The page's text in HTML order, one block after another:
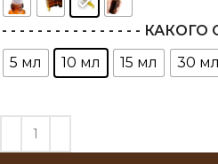
- - - - - - - - - - - - - - - -
5 мл
10 мл 15 мл 30 мл